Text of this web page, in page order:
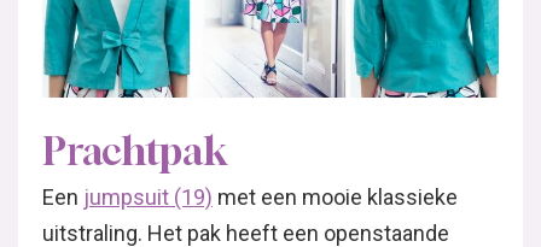
Prachtpak
Een jumpsuit (19) met een mooie klassieke
uitstraling. Het pak heeft een openstaande